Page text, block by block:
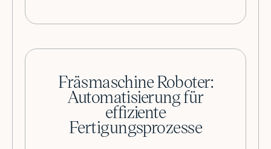
Fräsmaschine Roboter:
Automatisierung für
effiziente
Fertigungsprozesse